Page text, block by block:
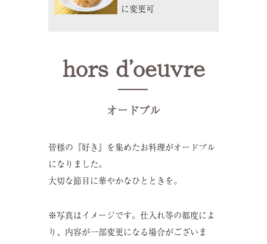
に変更可
hors d’oeuvre
オードブル
皆様の『好き』を集めたお料理がオードブル
になりました。
大切な節目に華やかなひとときを。
※写真はイメージです。仕入れ等の都度によ
り、内容が一部変更になる場合がございま